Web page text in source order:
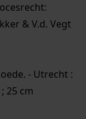
& V.d. Vegt
- Utrecht :
25 cm